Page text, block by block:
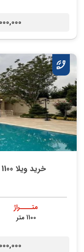
خرید ویلا 1100 متری در بهترین لوکیشن شمال
متــــراژ
1100 متر